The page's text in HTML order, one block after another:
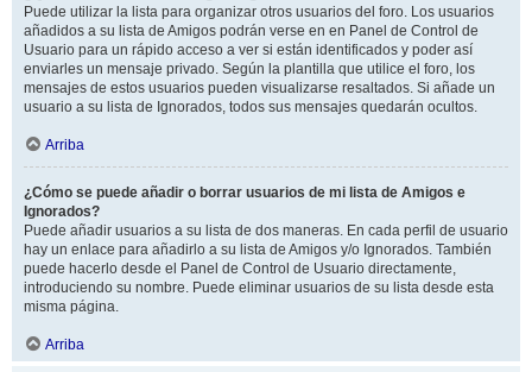
Puede utilizar la lista para organizar otros usuarios del foro. Los usuarios
añadidos a su lista de Amigos podrán verse en en Panel de Control de
Usuario para un rápido acceso a ver si están identificados y poder así
enviarles un mensaje privado. Según la plantilla que utilice el foro, los
mensajes de estos usuarios pueden visualizarse resaltados. Si añade un
usuario a su lista de Ignorados, todos sus mensajes quedarán ocultos.
Arriba
¿Cómo se puede añadir o borrar usuarios de mi lista de Amigos e
Ignorados?
Puede añadir usuarios a su lista de dos maneras. En cada perfil de usuario
hay un enlace para añadirlo a su lista de Amigos y/o Ignorados. También
puede hacerlo desde el Panel de Control de Usuario directamente,
introduciendo su nombre. Puede eliminar usuarios de su lista desde esta
misma página.
Arriba